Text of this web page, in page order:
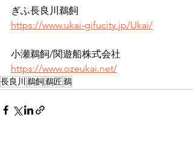
ぎふ長良川鵜飼
https://www.ukai-gifucity.jp/Ukai/
小瀬鵜飼/関遊船株式会社
https://www.ozeukai.net/
長良川 鵜飼鵜匠鵜